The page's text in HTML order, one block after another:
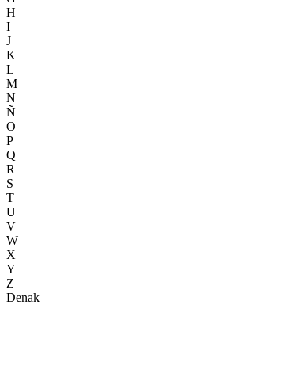
H
I
J
K
L
M
N
Ñ
O
P
Q
R
S
T
U
V
W
X
Y
Z
Denak